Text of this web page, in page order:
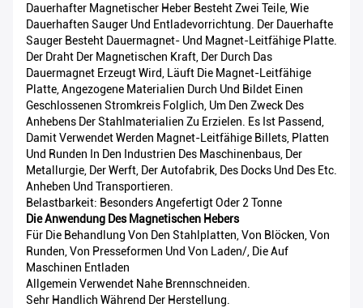
Dauerhafter Magnetischer Heber Besteht Zwei Teile, Wie
Dauerhaften Sauger Und Entladevorrichtung. Der Dauerhafte
Sauger Besteht Dauermagnet- Und Magnet-Leitfähige Platte.
Der Draht Der Magnetischen Kraft, Der Durch Das
Dauermagnet Erzeugt Wird, Läuft Die Magnet-Leitfähige
Platte, Angezogene Materialien Durch Und Bildet Einen
Geschlossenen Stromkreis Folglich, Um Den Zweck Des
Anhebens Der Stahlmaterialien Zu Erzielen. Es Ist Passend,
Damit Verwendet Werden Magnet-Leitfähige Billets, Platten
Und Runden In Den Industrien Des Maschinenbaus, Der
Metallurgie, Der Werft, Der Autofabrik, Des Docks Und Des Etc.
Anheben Und Transportieren.
Belastbarkeit: Besonders Angefertigt Oder 2 Tonne
Die Anwendung Des Magnetischen Hebers
Für Die Behandlung Von Den Stahlplatten, Von Blöcken, Von
Runden, Von Presseformen Und Von Laden/, Die Auf
Maschinen Entladen
Allgemein Verwendet Nahe Brennschneiden.
Sehr Handlich Während Der Herstellung.